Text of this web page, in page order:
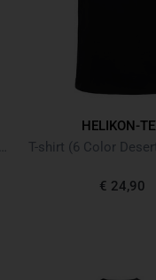
HELIKON-
€ 24,90